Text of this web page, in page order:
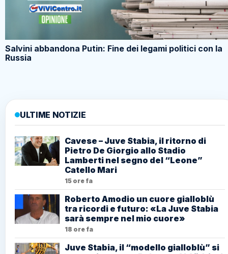
Salvini abbandona Putin: Fine dei legami politici con la
Russia
ULTIME NOTIZIE
Cavese – Juve Stabia, il ritorno di
Pietro De Giorgio allo Stadio
Lamberti nel segno del “Leone”
Catello Mari
15 ore fa
Roberto Amodio un cuore gialloblù
tra ricordi e futuro: «La Juve Stabia
sarà sempre nel mio cuore»
18 ore fa
Juve Stabia, il “modello gialloblù” si